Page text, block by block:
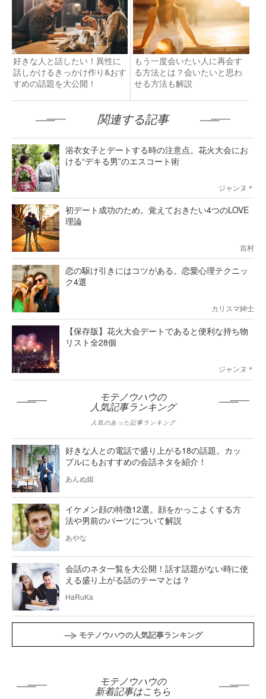
好きな人と話したい！異性に
話しかけるきっかけ作り&おす
すめの話題を大公開！
もう一度会いたい人に再会す
る方法とは？会いたいと思わ
せる方法も解説
関連する記事
浴衣女子とデートする時の注意点。花火大会にお
ける“デキる男”のエスコート術
ジャンヌ＊
初デート成功のため。覚えておきたい4つのLOVE
理論
吉村
恋の駆け引きにはコツがある。恋愛心理テクニッ
ク4選
カリスマ紳士
【保存版】花火大会デートであると便利な持ち物
リスト全28個
ジャンヌ＊
モテノウハウの
人気記事ランキング
人気のあった記事ランキング
好きな人との電話で盛り上がる18の話題。カッ
プルにもおすすめの会話ネタを紹介！
あんぬ姐
イケメン顔の特徴12選。顔をかっこよくする方
法や男前のパーツについて解説
あやな
会話のネタ一覧を大公開！話す話題がない時に使
える盛り上がる話のテーマとは？
HaRuKa
モテノウハウの人気記事ランキング
モテノウハウの
新着記事はこちら